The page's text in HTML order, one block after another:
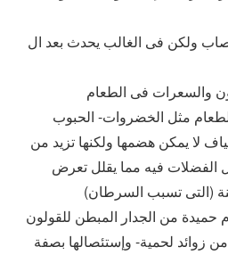
ولكن فى الغالب يحدث بعد ال
والسعرات فى الطعام
مثل الخضروات- الحبوب
لا يمكن هضمها ولكنها تزيد من
الفضلات فيه مما يقلل تعرض
(التى تسبب السرطان)
حميدة من الجدار المبطن للقولون
من زوائد لحمية- وإستئصالها بصفة